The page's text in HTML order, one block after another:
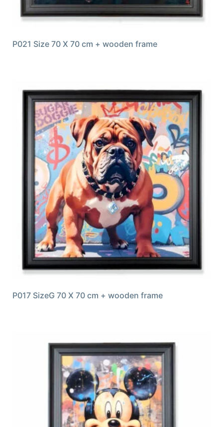
P021 Size 70 X 70 cm + wooden frame
P017 SizeG 70 X 70 cm + wooden frame